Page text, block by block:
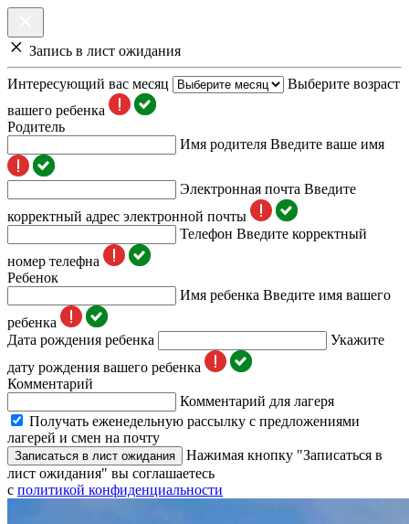
Запись в лист ожидания
Интересующий вас месяц
Выберите возраст
вашего ребенка
Родитель
Имя родителя Введите ваше имя
Электронная почта Введите
корректный адрес электронной почты
Телефон Введите корректный
номер телефна
Ребенок
Имя ребенка Введите имя вашего
ребенка
Дата рождения ребенка
Укажите
дату рождения вашего ребенка
Комментарий
Комментарий для лагеря
Получать еженедельную рассылку с предложениями
лагерей и смен на почту
Записаться в лист ожидания
Нажимая кнопку "Записаться в
лист ожидания" вы соглашаетесь
с политикой конфиденциальности